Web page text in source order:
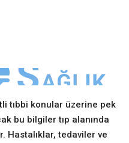
tıbbi konular üzerine pek
bu bilgiler tıp alanında
Hastalıklar, tedaviler ve